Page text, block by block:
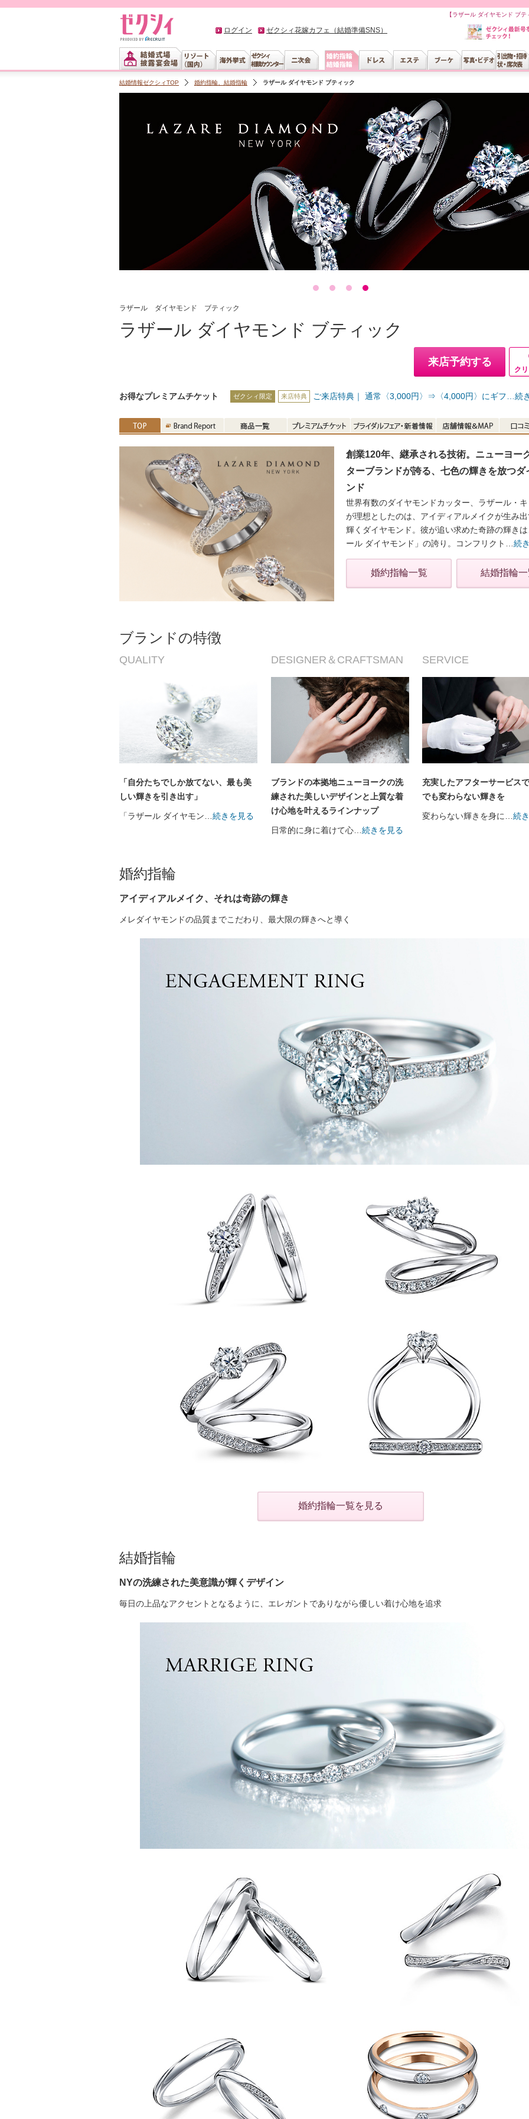
【ラザール ダイヤモンド ブ
ログイン ゼクシィ花嫁カフェ（結婚準備SNS）
結婚情報ゼクシィTOP 婚約指輪、結婚指輪 ラザール ダイヤモンド ブティック
ラザール ダイヤモンド ブティック
ラザール ダイヤモンド ブティック
来店予約する
ク
お得なプレミアムチケット ゼクシィ限定 来店特典 ご来店特典｜ 通常〈3,000円〉⇒〈4,000円〉にギフ 続
創業120年、継承される技術。ニューヨー
ターブランドが誇る、七色の輝きを放つダ
ンド
世界有数のダイヤモンドカッター、ラザール・
が理想としたのは、アイディアルメイクが生み
輝くダイヤモンド。彼が追い求めた奇跡の輝き
ール ダイヤモンド」の誇り。コンフリクト …続
婚約指輪一覧 結婚指輪
ブランドの特徴
QUALITY
「自分たちでしか放てない、最も美
しい輝きを引き出す」
「ラザール ダイヤモン…続きを見る
DESIGNER＆CRAFTSMAN
ブランドの本拠地ニューヨークの洗
練された美しいデザインと上質な着
け心地を叶えるラインナップ
日常的に身に着けて心…続きを見る
SERVICE
充実したアフターサービス
でも変わらない輝きを
変わらない輝きを身に…続
婚約指輪
アイディアルメイク、それは奇跡の輝き
メレダイヤモンドの品質までこだわり、最大限の輝きへと導く
婚約指輪一覧を見る
結婚指輪
NYの洗練された美意識が輝くデザイン
毎日の上品なアクセントとなるように、エレガントでありながら優しい着け心地を追求